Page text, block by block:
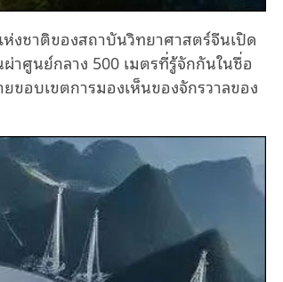
งชาติของสถาบันวิทยาศาสตร์จีนเปิด
าศูนย์กลาง 500 เมตรที่รู้จักกันในชื่อ
ขอบเขตการมองเห็นของจักรวาลของ